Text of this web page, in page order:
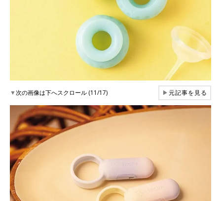
▼次の画像は下へスクロール (11/17) ▶元記事を見る